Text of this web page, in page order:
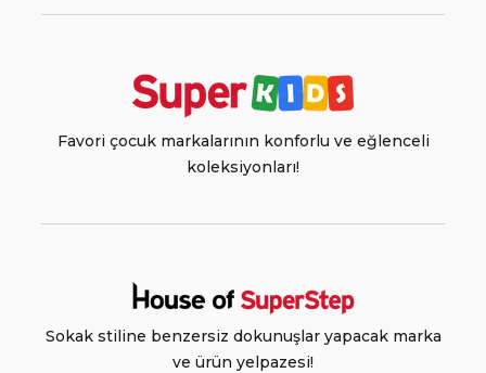
Favori çocuk markalarının konforlu ve eğlenceli
koleksiyonları!
Sokak stiline benzersiz dokunuşlar yapacak marka
ve ürün yelpazesi!